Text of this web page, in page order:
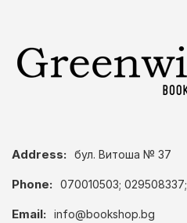
Address: бул. Витоша № 37
Phone: 070010503; 029508337;
Email: info@bookshop.bg